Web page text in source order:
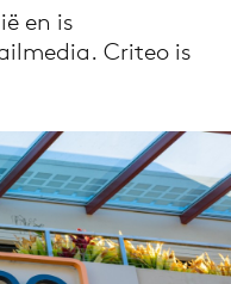
en is
Criteo is